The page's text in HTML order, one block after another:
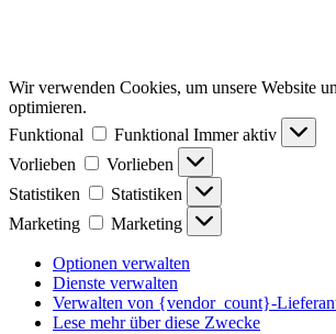
Wir verwenden Cookies, um unsere Website
optimieren.
Funktional
Funktional Immer aktiv
Vorlieben
Vorlieben
Statistiken
Statistiken
Marketing
Marketing
Optionen verwalten
Dienste verwalten
Verwalten von {vendor_count}-
Lese mehr über diese Zwecke